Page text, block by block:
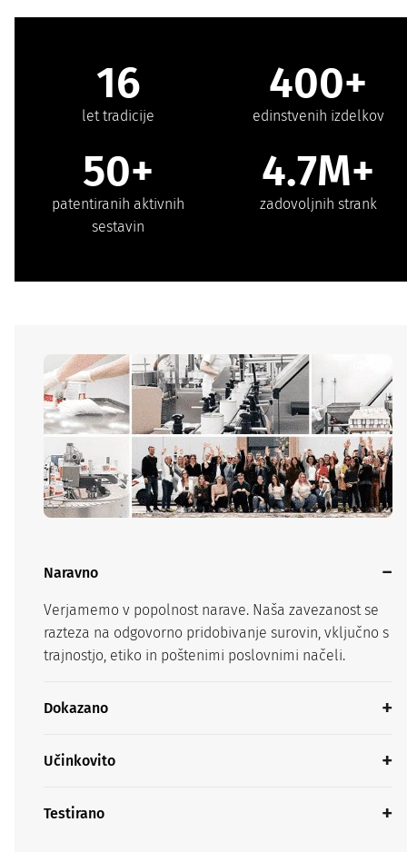
16
let tradicije
400+
edinstvenih izdelkov
50+
patentiranih aktivnih
sestavin
4.7M+
zadovoljnih strank
Naravno
Verjamemo v popolnost narave. Naša zavezanost se
razteza na odgovorno pridobivanje surovin, vključno s
trajnostjo, etiko in poštenimi poslovnimi načeli.
Dokazano
Učinkovito
Testirano